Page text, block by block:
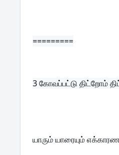
=========
3 கோவப்பட்டு திட்றோம்
யாரும் யாரையும்